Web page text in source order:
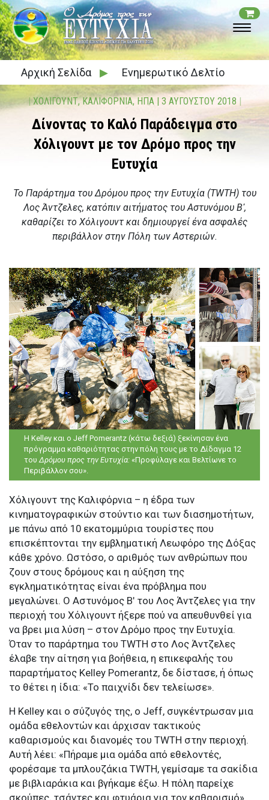
Αρχική Σελίδα ▶ Ενημερωτικό Δελτίο
|ΧΟΛΙΓΟΥΝΤ, ΚΑΛΙΦΟΡΝΙΑ, ΗΠΑ | 3 ΑΥΓΟΥΣΤΟΥ 2018 |
Δίνοντας το Καλό Παράδειγμα στο
Χόλιγουντ με τον Δρόμο προς την
Ευτυχία
Το Παράρτημα του Δρόμου προς την Ευτυχία (TWTH) του
Λος Άντζελες, κατόπιν αιτήματος του Αστυνόμου Βʹ,
καθαρίζει το Χόλιγουντ και δημιουργεί ένα ασφαλές
περιβάλλον στην Πόλη των Αστεριών.
Η Kelley και ο Jeff Pomerantz (κάτω δεξιά) ξεκίνησαν ένα
πρόγραμμα καθαριότητας στην πόλη τους με το Δίδαγμα 12
τουΔρόμου προς την Ευτυχία: «Προφύλαγε και Βελτίωνε το
Περιβάλλον σου».
Χόλιγουντ της Καλιφόρνια – η έδρα των
κινηματογραφικών στούντιο και των διασημοτήτων,
με πάνω από 10 εκατομμύρια τουρίστες που
επισκέπτονται την εμβληματική Λεωφόρο της Δόξας
κάθε χρόνο. Ωστόσο, ο αριθμός των ανθρώπων που
ζουν στους δρόμους και η αύξηση της
εγκληματικότητας είναι ένα πρόβλημα που
μεγαλώνει. Ο Αστυνόμος Βʹ του Λος Άντζελες για την
περιοχή του Χόλιγουντ ήξερε πού να απευθυνθεί για
να βρει μια λύση – στον Δρόμο προς την Ευτυχία.
Όταν το παράρτημα του TWTH στο Λος Άντζελες
έλαβε την αίτηση για βοήθεια, η επικεφαλής του
παραρτήματος Kelley Pomerantz, δε δίστασε, ή όπως
το θέτει η ίδια: «Το παιχνίδι δεν τελείωσε».
Η Kelley και ο σύζυγός της, ο Jeff, συγκέντρωσαν μια
ομάδα εθελοντών και άρχισαν τακτικούς
καθαρισμούς και διανομές του TWTH στην περιοχή.
Αυτή λέει: «Πήραμε μια ομάδα από εθελοντές,
φορέσαμε τα μπλουζάκια TWTH, γεμίσαμε τα σακίδια
με βιβλιαράκια και βγήκαμε έξω. Η πόλη παρείχε
σκούπες, τσάντες και φτυάρια για τον καθαρισμό».